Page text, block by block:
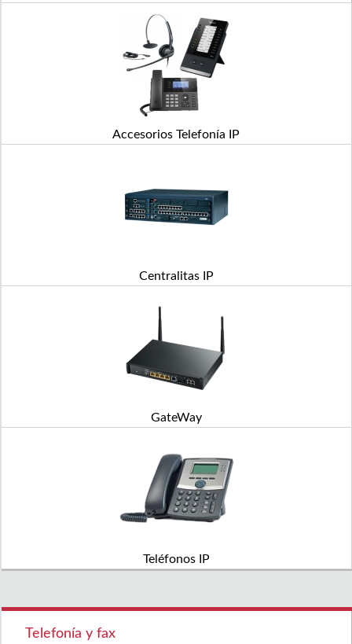
Accesorios Telefonía IP
Centralitas IP
GateWay
Teléfonos IP
Telefonía y fax